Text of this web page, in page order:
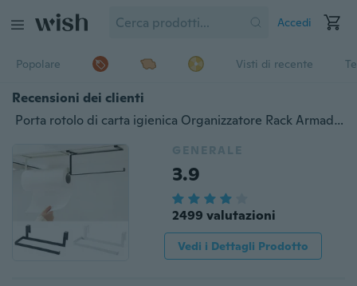
Accedi
Popolare Visti di recente
Recensioni dei clienti
Porta rotolo di carta igienica Organizzatore Rack Armadietto di carta Asciugamano Appendiabiti Bagno
GENERALE
3.9
2499 valutazioni
Vedi i Dettagli Prodotto